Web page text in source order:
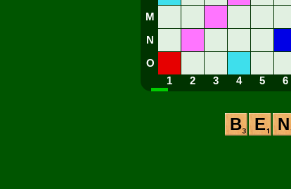
M
N
O
1
2 3 4 5 6
B E N